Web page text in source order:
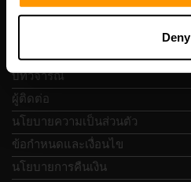
Deny
การนำทางแบบรวดเร็ว
บทวิจารณ์
ผู้ติดต่อ
นโยบายความเป็นส่วนตัว
ข้อกำหนดและเงื่อนไข
นโยบายการคืนเงิน